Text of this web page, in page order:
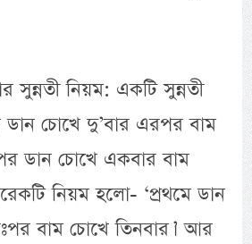
সুন্নতী নিয়ম: একটি সুন্নতী
চোখে দু’বার এরপর বাম
ডান চোখে একবার বাম
নিয়ম হলো- ‘প্রথমে ডান
বাম চোখে তিনবার।’ আর